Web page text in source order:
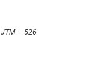
JTM – 526